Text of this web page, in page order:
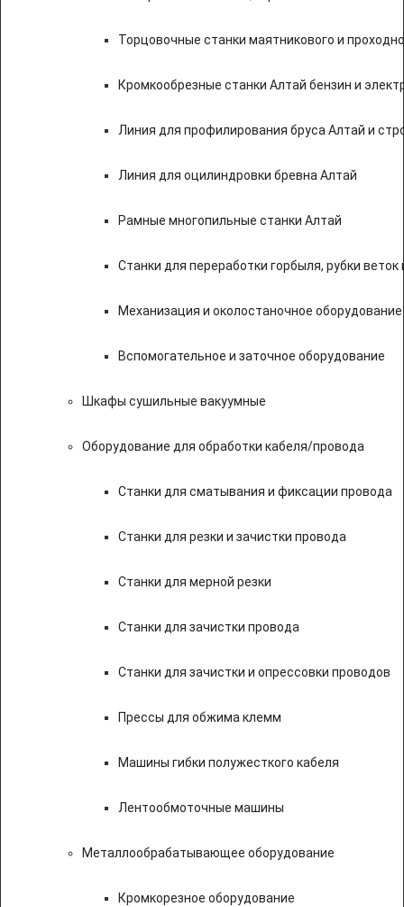
Торцовочные станки маятникового и
Кромкообрезные станки Алтай бензин и
Линия для профилирования бруса Алтай и
Линия для оцилиндровки бревна Алтай
Рамные многопильные станки Алтай
Станки для переработки горбыля, рубки веток
Механизация и околостаночное оборудование
Вспомогательное и заточное оборудование
Шкафы сушильные вакуумные
Оборудование для обработки кабеля/провода
Станки для сматывания и фиксации провода
Станки для резки и зачистки провода
Станки для мерной резки
Станки для зачистки провода
Станки для зачистки и опрессовки проводов
Прессы для обжима клемм
Машины гибки полужесткого кабеля
Лентообмоточные машины
Металлообрабатывающее оборудование
Кромкорезное оборудование